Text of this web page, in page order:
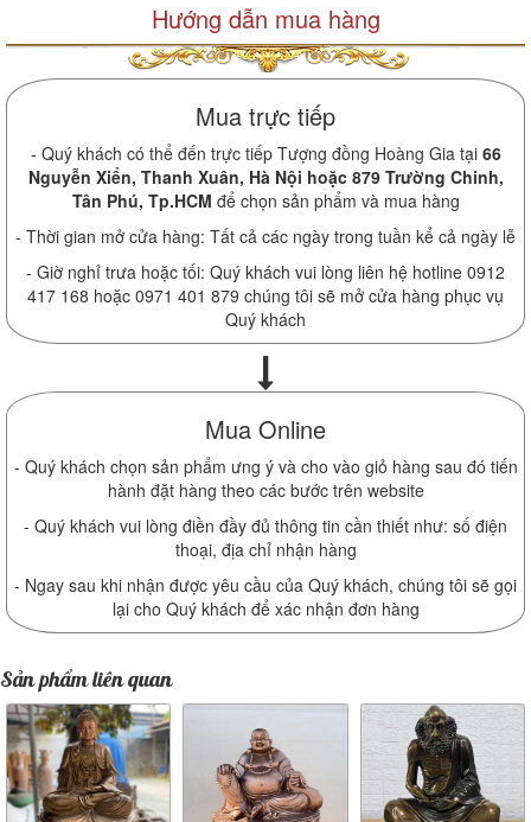
Hướng dẫn mua hàng
Mua trực tiếp
- Quý khách có thể đến trực tiếp Tượng đồng Hoàng Gia tại 66
Nguyễn Xiển, Thanh Xuân, Hà Nội hoặc 879 Trường Chinh,
Tân Phú, Tp.HCM để chọn sản phẩm và mua hàng
- Thời gian mở cửa hàng: Tất cả các ngày trong tuần kể cả ngày lễ
- Giờ nghỉ trưa hoặc tối: Quý khách vui lòng liên hệ hotline 0912
417 168 hoặc 0971 401 879 chúng tôi sẽ mở cửa hàng phục vụ
Quý khách
Mua Online
- Quý khách chọn sản phẩm ưng ý và cho vào giỏ hàng sau đó tiến
hành đặt hàng theo các bước trên website
- Quý khách vui lòng điền đầy đủ thông tin cần thiết như: số điện
thoại, địa chỉ nhận hàng
- Ngay sau khi nhận được yêu cầu của Quý khách, chúng tôi sẽ gọi
lại cho Quý khách để xác nhận đơn hàng
Sản phẩm liên quan